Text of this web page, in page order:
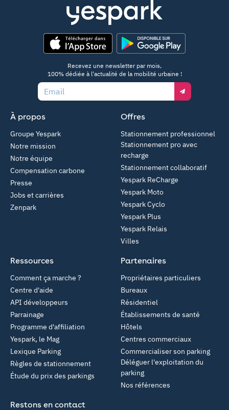
Recevez une newsletter par mois,
100% dédiée à l'actualité de la mobilité urbaine !
À propos
Groupe Yespark
Notre mission
Notre équipe
Compensation carbone
Presse
Jobs et carrières
Zenpark
Offres
Stationnement professionnel
Stationnement pro avec
recharge
Stationnement collaboratif
Yespark ReCharge
Yespark Moto
Yespark Cyclo
Yespark Plus
Yespark Relais
Villes
Partenaires
Propriétaires particuliers
Bureaux
Résidentiel
Établissements de santé
Hôtels
Centres commerciaux
Commercialiser son parking
Déléguer l'exploitation du
parking
Nos références
Ressources
Comment ça marche ?
Centre d'aide
API développeurs
Parrainage
Programme d'affiliation
Yespark, le Mag
Lexique Parking
Règles de stationnement
Étude du prix des parkings
Restons en contact